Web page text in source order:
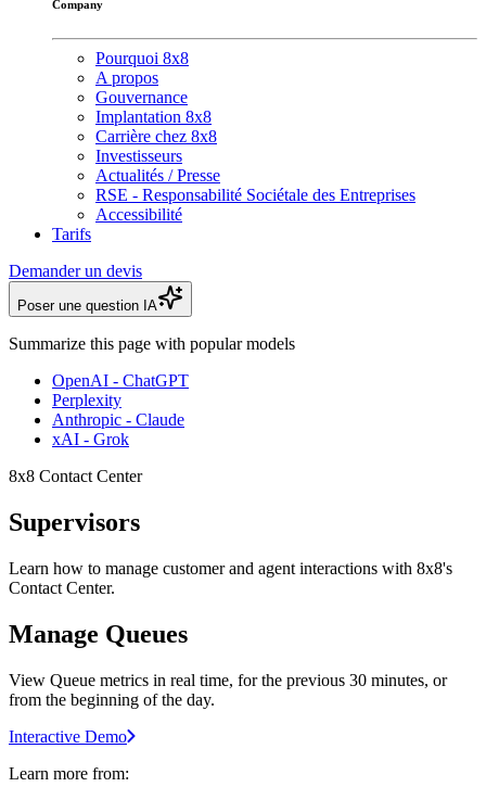
Company
Pourquoi 8x8
A propos
Gouvernance
Implantation 8x8
Carrière chez 8x8
Investisseurs
Actualités / Presse
RSE - Responsabilité Sociétale des Entreprises
Accessibilité
Tarifs
Demander un devis
Poser une question IA
Summarize this page with popular models
OpenAI - ChatGPT
Perplexity
Anthropic - Claude
xAI - Grok
8x8 Contact Center
Supervisors
Learn how to manage customer and agent interactions with 8x8's
Contact Center.
Manage Queues
View Queue metrics in real time, for the previous 30 minutes, or
from the beginning of the day.
Interactive Demo
Learn more from: